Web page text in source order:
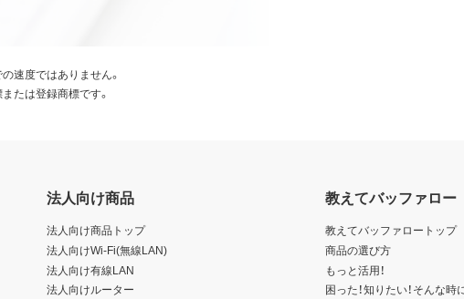
速度ではありません。
たは登録商標です。
法人向け商品
法人向け商品トップ
法人向けWi-Fi(無線LAN)
法人向け有線LAN
法人向けルーター
教えてバッファロー
教えてバッファロートップ
商品の選び方
もっと活用！
困った！知りたい！そんな時